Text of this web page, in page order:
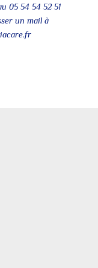
05 54 54 52 51
un mail à